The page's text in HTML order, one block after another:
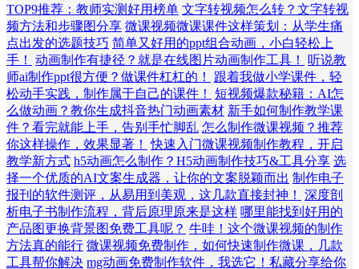
TOP9推荐：教师实测好用榜单 文字转视频怎么转？文字转视
频方法和步骤图分享 微课视频微课课件这样策划：从学生痛
点出发的选题技巧 简单又好用的ppt组合动画，小白轻松上
手！
动画制作有捷径？就是在线图片动画制作工具！
听说教
师ai制作ppt很方便？做课件杠杠的！
跟着我做小学课件，轻
松动手实践，制作属于自己的课件！
短视频爆款秘籍：AI怎
么做动画？教你生成抖音热门动画素材 新手如何制作教学课
件？看完就能上手，告别手忙脚乱 怎么制作微课视频？推荐
你这样操作，效果显著！
快速入门微课视频制作教程，开启
教学新方式 h5动画怎么制作？H5动画制作技巧&工具分享 选
择一个优质的AI文案生成器，让你的文案脱颖而出 制作电子
报刊的软件测评，从易用到美观，这几款直接封神！
深度剖
析电子书制作流程，背后原理原来是这样 哪里能找到好用的
产品图更换背景图免费工具呢？ 牛哇！这个微课视频的制作
方法真的能行 微课视频免费制作，如何快速制作微课，几款
工具帮你解决 mg动画免费制作软件，我选它！私藏分享给你